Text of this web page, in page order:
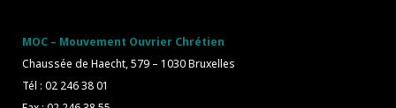
MOC – Mouvement Ouvrier Chrétien
Chaussée de Haecht, 579 – 1030 Bruxelles
Tél : 02 246 38 01